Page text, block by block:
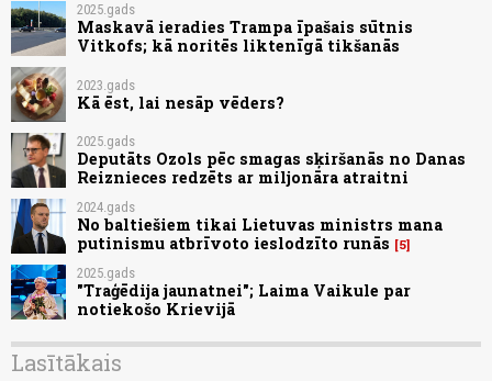
2025.gads
Maskavā ieradies Trampa īpašais sūtnis
Vitkofs; kā noritēs liktenīgā tikšanās
2023.gads
Kā ēst, lai nesāp vēders?
2025.gads
Deputāts Ozols pēc smagas sķiršanās no Danas
Reiznieces redzēts ar miljonāra atraitni
2024.gads
No baltiešiem tikai Lietuvas ministrs mana
putinismu atbrīvoto ieslodzīto runās
5
2025.gads
"Traģēdija jaunatnei"; Laima Vaikule par
notiekošo Krievijā
Lasītākais